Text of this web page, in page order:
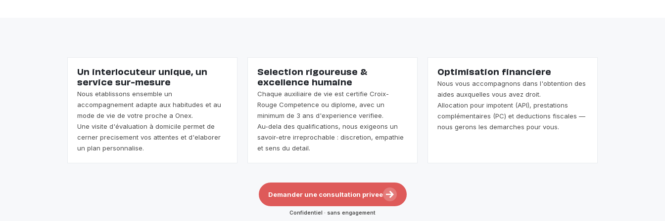
Un interlocuteur unique, un
service sur-mesure
Nous etablissons ensemble un
accompagnement adapte aux habitudes et au
mode de vie de votre proche a Onex.
Une visite d'évaluation à domicile permet de
cerner precisement vos attentes et d'elaborer
un plan personnalise.
Selection rigoureuse &
excellence humaine
Chaque auxiliaire de vie est certifie Croix-
Rouge Competence ou diplome, avec un
minimum de 3 ans d'experience verifiee.
Au-dela des qualifications, nous exigeons un
savoir-etre irreprochable : discretion, empathie
et sens du detail.
Optimisation financiere
Nous vous accompagnons dans l'obtention des
aides auxquelles vous avez droit.
Allocation pour impotent (API), prestations
complémentaires (PC) et deductions fiscales —
nous gerons les demarches pour vous.
Demander une consultation privee
Confidentiel · sans engagement